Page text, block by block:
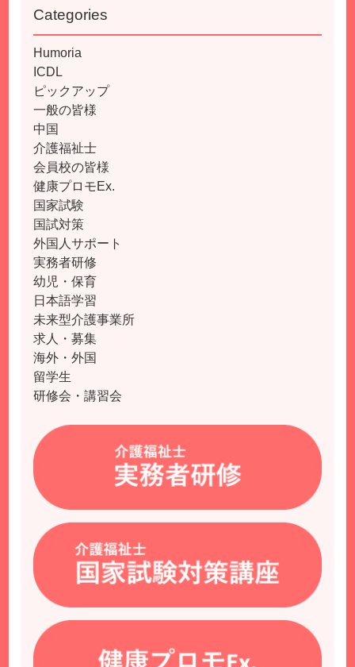
Categories
Humoria
ICDL
ピックアップ
一般の皆様
中国
介護福祉士
会員校の皆様
健康プロモEx.
国家試験
国試対策
外国人サポート
実務者研修
幼児・保育
日本語学習
未来型介護事業所
求人・募集
海外・外国
留学生
研修会・講習会